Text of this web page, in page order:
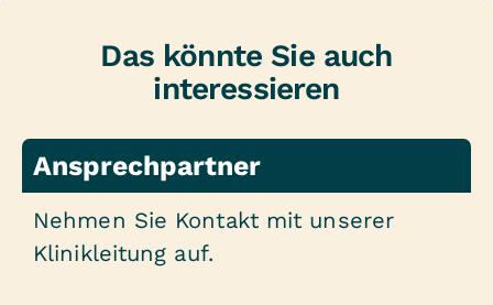
Das könnte Sie auch
interessieren
Ansprechpartner
Nehmen Sie Kontakt mit unserer
Klinikleitung auf.